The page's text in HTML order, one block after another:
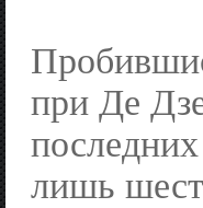
при Де
лишь